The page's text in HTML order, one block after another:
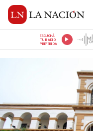
ESCUCHÁ
TU RADIO
PREFERIDA